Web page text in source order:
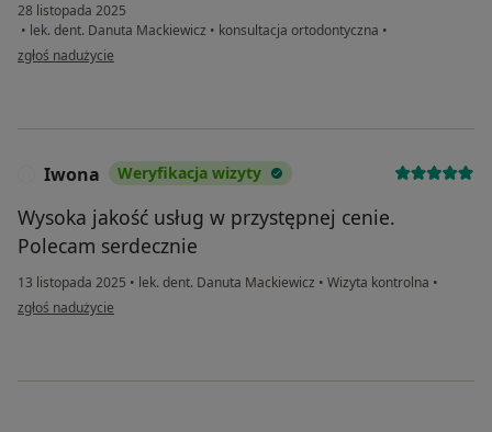
28 listopada 2025
• lek. dent. Danuta Mackiewicz • konsultacja ortodontyczna •
w opinii użytkownika Beata
zgłoś nadużycie
Iwona Weryfikacja wizyty
Wysoka jakość usług w przystępnej cenie.
Polecam serdecznie
13 listopada 2025 • lek. dent. Danuta Mackiewicz • Wizyta kontrolna •
w opinii użytkownika Iwona
zgłoś nadużycie